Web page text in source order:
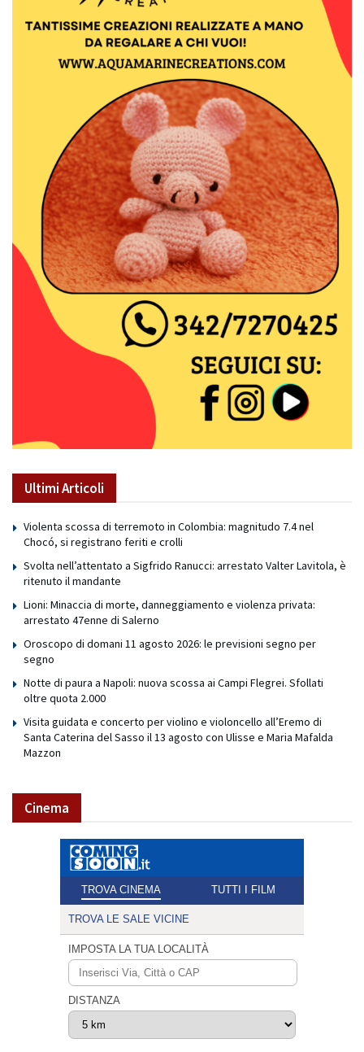
Ultimi Articoli
Violenta scossa di terremoto in Colombia: magnitudo 7.4 nel
Chocó, si registrano feriti e crolli
Svolta nell’attentato a Sigfrido Ranucci: arrestato Valter Lavitola, è
ritenuto il mandante
Lioni: Minaccia di morte, danneggiamento e violenza privata:
arrestato 47enne di Salerno
Oroscopo di domani 11 agosto 2026: le previsioni segno per
segno
Notte di paura a Napoli: nuova scossa ai Campi Flegrei. Sfollati
oltre quota 2.000
Visita guidata e concerto per violino e violoncello all’Eremo di
Santa Caterina del Sasso il 13 agosto con Ulisse e Maria Mafalda
Mazzon
Cinema